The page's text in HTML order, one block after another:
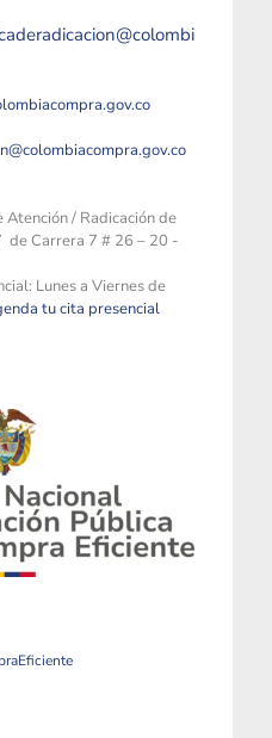
/ Radicación de
de Carrera 7 # 26 – 20 -
Lunes a Viernes de
tu cita presencial